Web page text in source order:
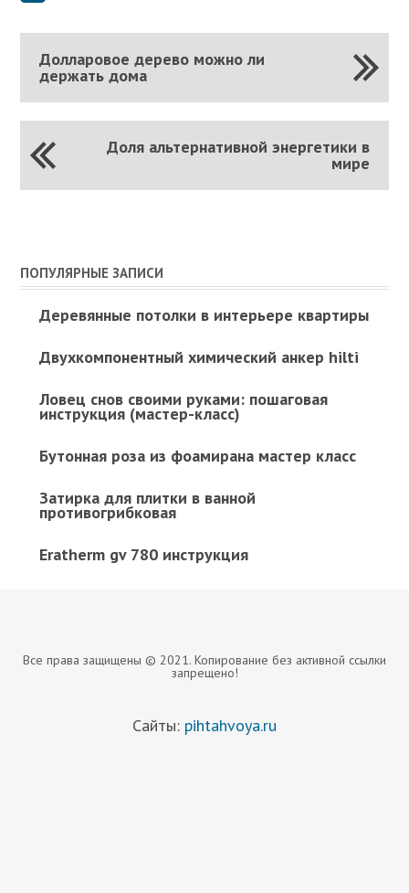
Долларовое дерево можно ли
держать дома
Доля альтернативной энергетики в
мире
ПОПУЛЯРНЫЕ ЗАПИСИ
Деревянные потолки в интерьере квартиры
Двухкомпонентный химический анкер hilti
Ловец снов своими руками: пошаговая
инструкция (мастер-класс)
Бутонная роза из фоамирана мастер класс
Затирка для плитки в ванной
противогрибковая
Eratherm gv 780 инструкция
Все права защищены © 2021. Копирование без активной ссылки
запрещено!
Сайты: pihtahvoya.ru